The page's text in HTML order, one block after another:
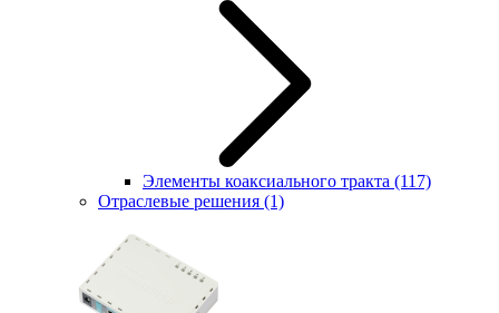
Элементы коаксиального тракта (117)
Отраслевые решения (1)